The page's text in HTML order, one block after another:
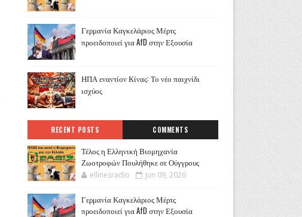
Γερμανία Καγκελάριος Μέρτς
προειδοποιεί για AfD στην Εξουσία
ΗΠΑ εναντίον Κίνας: Το νέο παιχνίδι
ισχύος
RECENT POSTS COMMENTS
Τέλος η Ελληνική Βιομηχανία
Ζωοτροφών Πουλήθηκε σε Ούγγρους
ellinesradio Jun 09, 2026
Γερμανία Καγκελάριος Μέρτς
προειδοποιεί για AfD στην Εξουσία